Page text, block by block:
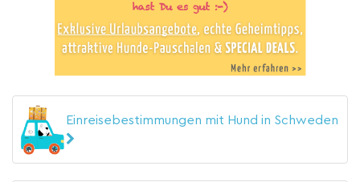
Einreisebestimmungen mit Hund in Schweden